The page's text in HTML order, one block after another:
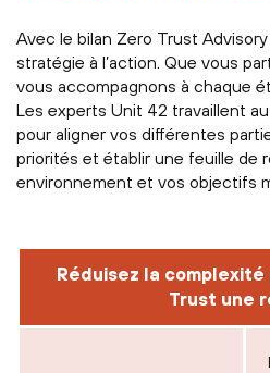
Avec le bilan Zero Trust
stratégie à l’action. Que vous
vous accompagnons à chaque
Les experts Unit 42 travaillent
pour aligner vos différentes
priorités et établir une feuille de
environnement et vos objectifs
Réduisez la
Trust une